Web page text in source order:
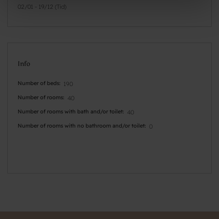
02/01 - 19/12 (Tid)
Info
Number of beds 190
Number of rooms 40
Number of rooms with bath and/or toilet 40
Number of rooms with no bathroom and/or toilet 0